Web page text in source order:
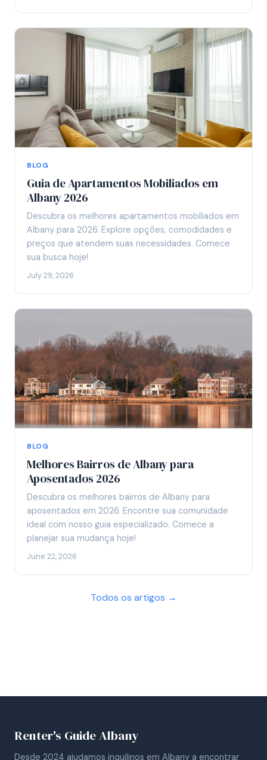
BLOG
Guia de Apartamentos Mobiliados em
Albany 2026
Descubra os melhores apartamentos mobiliados em
Albany para 2026. Explore opções, comodidades e
preços que atendem suas necessidades. Comece
sua busca hoje!
July 29, 2026
BLOG
Melhores Bairros de Albany para
Aposentados 2026
Descubra os melhores bairros de Albany para
aposentados em 2026. Encontre sua comunidade
ideal com nosso guia especializado. Comece a
planejar sua mudança hoje!
June 22, 2026
Todos os artigos →
Renter's Guide Albany
Desde 2024 ajudamos inquilinos em Albany a encontrar